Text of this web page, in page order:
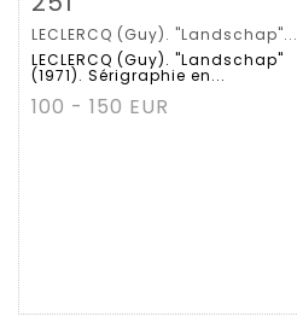
Gedetailleerde
fiche
LECLERCQ (Guy). "Landschap"...
LECLERCQ (Guy). "Landschap"
(1971). Sérigraphie en...
100 - 150 EUR